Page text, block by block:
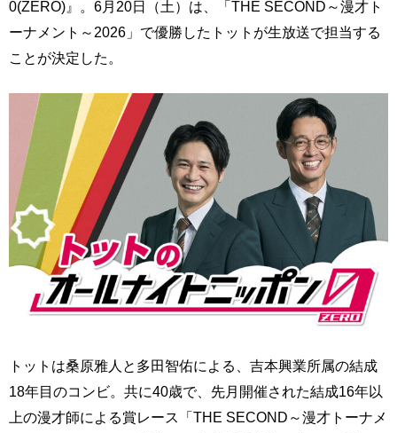
0(ZERO)』。6月20日（土）は、「THE SECOND～漫才ト
ーナメント～2026」で優勝したトットが生放送で担当する
ことが決定した。
トットは桑原雅人と多田智佑による、吉本興業所属の結成
18年目のコンビ。共に40歳で、先月開催された結成16年以
上の漫才師による賞レース「THE SECOND～漫才トーナメ